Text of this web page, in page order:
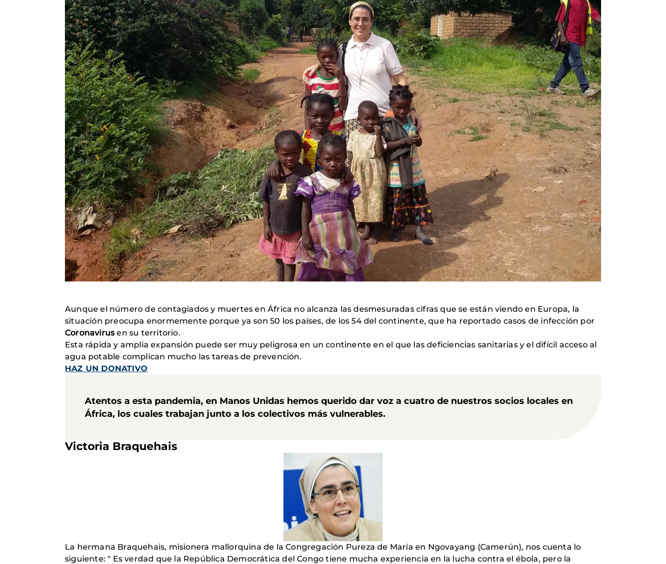
Aunque el número de contagiados y muertes en África no alcanza las desmesuradas cifras que se están viendo en Europa, la
situación preocupa enormemente porque ya son 50 los países, de los 54 del continente, que ha reportado casos de infección por
Coronavirusen su territorio.
Esta rápida y amplia expansión puede ser muy peligrosa en un continente en el que las deficiencias sanitarias y el difícil acceso al
agua potable complican mucho las tareas de prevención.
HAZ UN DONATIVO
Atentos a esta pandemia, en Manos Unidas hemos querido dar voz a cuatro de nuestros socios locales en
África, los cuales trabajan junto a los colectivos más vulnerables.
Victoria Braquehais
La hermana Braquehais, misionera mallorquina de la Congregación Pureza de María en Ngovayang (Camerún), nos cuenta lo
siguiente: " Es verdad que la República Democrática del Congo tiene mucha experiencia en la lucha contra el ébola, pero la